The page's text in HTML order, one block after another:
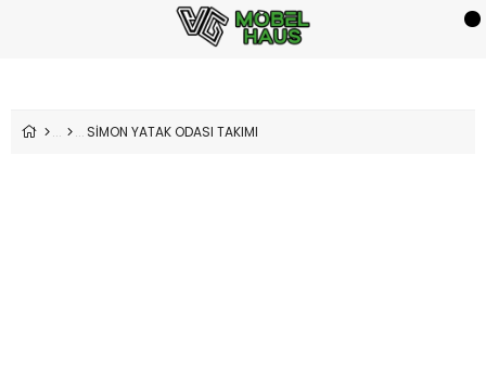
SİMON YATAK ODASI TAKIMI